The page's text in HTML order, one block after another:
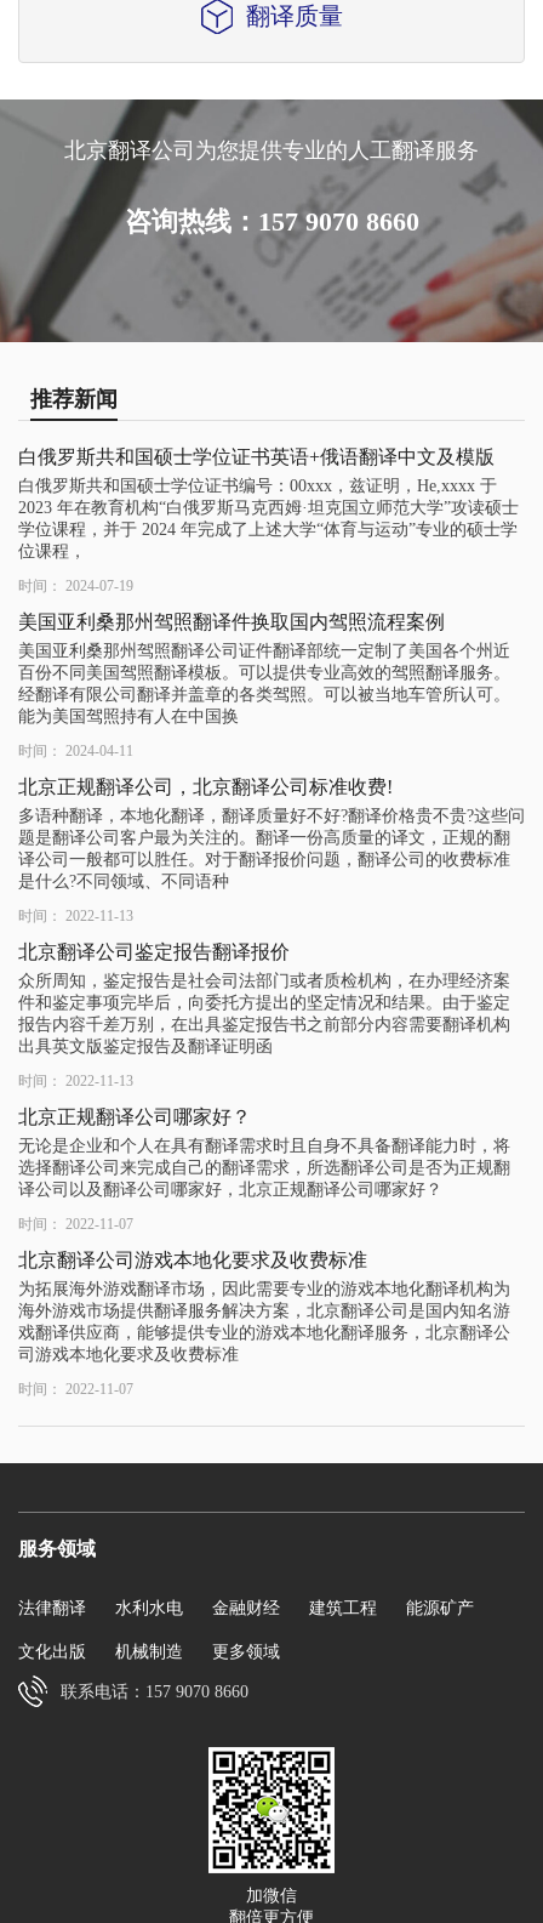
翻译质量
北京翻译公司为您提供专业的人工翻译服务
咨询热线：157 9070 8660
推荐新闻
白俄罗斯共和国硕士学位证书英语+俄语翻译中文及模版
白俄罗斯共和国硕士学位证书编号：00xxx，兹证明，He,xxxx 于
2023 年在教育机构“白俄罗斯马克西姆·坦克国立师范大学”攻读硕士
学位课程，并于 2024 年完成了上述大学“体育与运动”专业的硕士学
位课程，
时间： 2024-07-19
美国亚利桑那州驾照翻译件换取国内驾照流程案例
美国亚利桑那州驾照翻译公司证件翻译部统一定制了美国各个州近
百份不同美国驾照翻译模板。可以提供专业高效的驾照翻译服务。
经翻译有限公司翻译并盖章的各类驾照。可以被当地车管所认可。
能为美国驾照持有人在中国换
时间： 2024-04-11
北京正规翻译公司，北京翻译公司标准收费!
多语种翻译，本地化翻译，翻译质量好不好?翻译价格贵不贵?这些问
题是翻译公司客户最为关注的。翻译一份高质量的译文，正规的翻
译公司一般都可以胜任。对于翻译报价问题，翻译公司的收费标准
是什么?不同领域、不同语种
时间： 2022-11-13
北京翻译公司鉴定报告翻译报价
众所周知，鉴定报告是社会司法部门或者质检机构，在办理经济案
件和鉴定事项完毕后，向委托方提出的坚定情况和结果。由于鉴定
报告内容千差万别，在出具鉴定报告书之前部分内容需要翻译机构
出具英文版鉴定报告及翻译证明函
时间： 2022-11-13
北京正规翻译公司哪家好？
无论是企业和个人在具有翻译需求时且自身不具备翻译能力时，将
选择翻译公司来完成自己的翻译需求，所选翻译公司是否为正规翻
译公司以及翻译公司哪家好，北京正规翻译公司哪家好？
时间： 2022-11-07
北京翻译公司游戏本地化要求及收费标准
为拓展海外游戏翻译市场，因此需要专业的游戏本地化翻译机构为
海外游戏市场提供翻译服务解决方案，北京翻译公司是国内知名游
戏翻译供应商，能够提供专业的游戏本地化翻译服务，北京翻译公
司游戏本地化要求及收费标准
时间： 2022-11-07
服务领域
法律翻译 水利水电 金融财经 建筑工程 能源矿产
文化出版 机械制造 更多领域
联系电话：157 9070 8660
加微信
翻倍更方便